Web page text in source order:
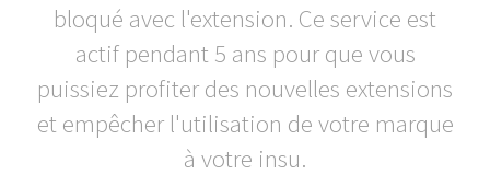
bloqué avec l'extension. Ce service est
actif pendant 5 ans pour que vous
puissiez profiter des nouvelles extensions
et empêcher l'utilisation de votre marque
à votre insu.